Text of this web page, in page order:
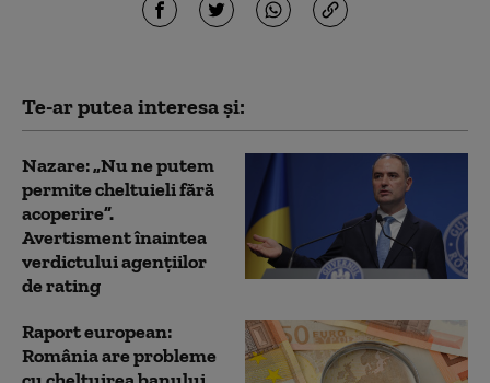
Te-ar putea interesa și:
Nazare: „Nu ne putem
permite cheltuieli fără
acoperire”.
Avertisment înaintea
verdictului agențiilor
de rating
Raport european:
România are probleme